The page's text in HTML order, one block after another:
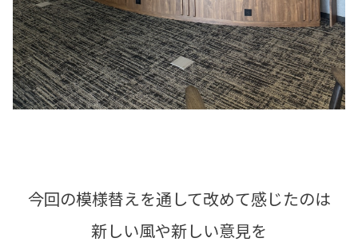
今回の模様替えを通して改めて感じたのは
新しい風や新しい意見を